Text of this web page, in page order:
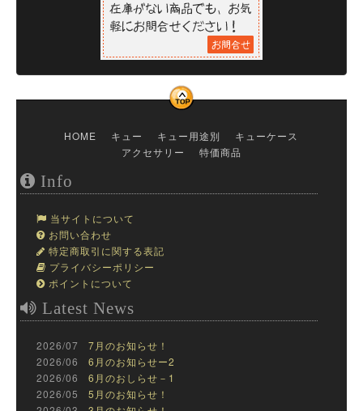
HOME キュー キュー用途別
キューケース
アクセサリー
特価商品
Info
当サイトについて
お問い合わせ
特定商取引に関する表記
プライバシーポリシー
ポイントについて
Latest News
2026/07 7月のお知らせ！
2026/06 6月のお知らせー2
2026/06 6月のおしらせ－1
2026/05 5月のお知らせ！